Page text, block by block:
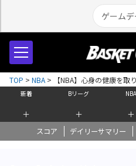
新着
＋
Bリーグ
＋
NBA
＋
スコア デイリーサマリー
TOP > NBA >
【NBA】心身の健康を
ギに「今は感謝しているよ」